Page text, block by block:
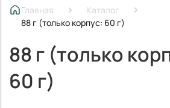
Главная
Каталог
88 г (только корпус: 60 г)
88 г (только
60 г)